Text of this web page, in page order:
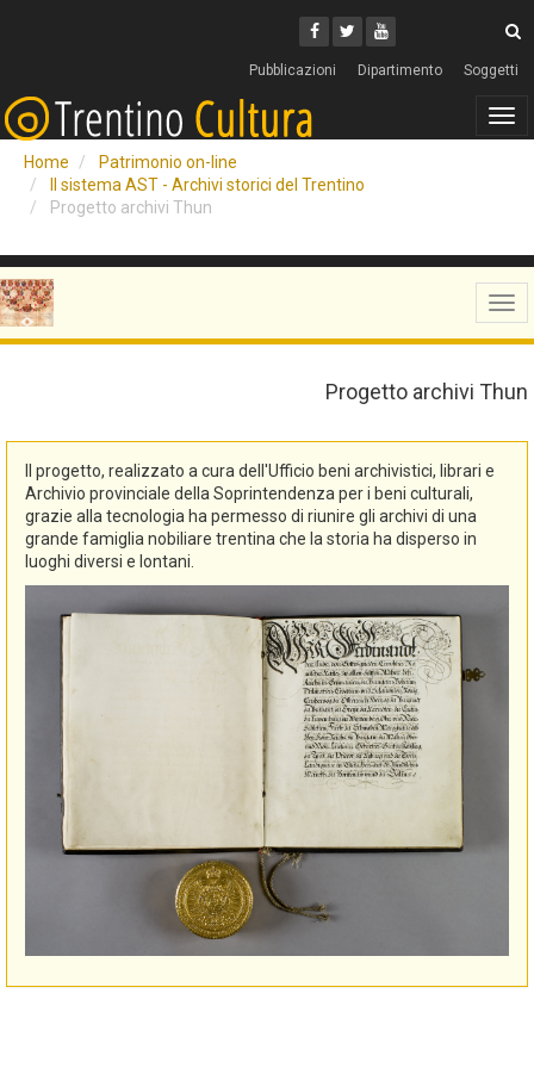
Facebook
Twitter
Youtube
Pubblicazioni Dipartimento Soggetti
Home
Patrimonio on-line
Il sistema AST - Archivi storici del Trentino
Progetto archivi Thun
Progetto archivi Thun
Il progetto, realizzato a cura dell'Ufficio beni archivistici, librari e
Archivio provinciale della Soprintendenza per i beni culturali,
grazie alla tecnologia ha permesso di riunire gli archivi di una
grande famiglia nobiliare trentina che la storia ha disperso in
luoghi diversi e lontani.